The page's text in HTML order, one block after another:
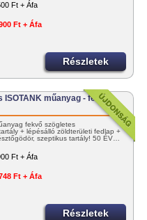
Ft + Áfa
Ft + Áfa
Részletek
ISOTANK műanyag - fekvő -
fekvő szögletes
+ lépésálló zöldterületi fedlap +
szeptikus tartály! 50 ÉV…
Ft + Áfa
Ft + Áfa
Részletek